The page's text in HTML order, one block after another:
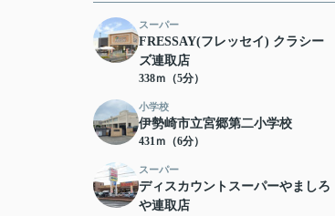
スーパー
FRESSAY(フレッセイ) クラシー
ズ連取店
338ｍ（5分）
小学校
伊勢崎市立宮郷第二小学校
431ｍ（6分）
スーパー
ディスカウントスーパーやましろ
や連取店